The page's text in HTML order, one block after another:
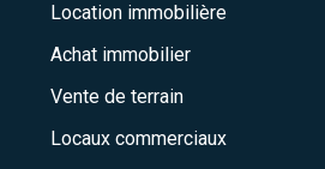
Location immobilière
Achat immobilier
Vente de terrain
Locaux commerciaux